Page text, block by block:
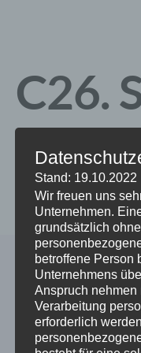
C26.
Tuna
Stand: 19.10.2022
Wir freuen uns
Unternehmen.
grundsätzlich
betroffene Person
Unternehmens
Anspruch
Verarbeitung
erforderlich